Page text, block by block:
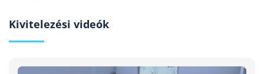
Kivitelezési videók